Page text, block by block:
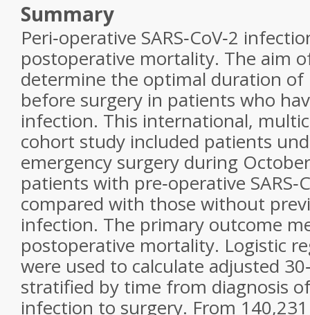
Summary
Peri‐operative SARS‐CoV‐2
postoperative mortality. The aim
determine the optimal duration of
before surgery in patients who
infection. This international,
cohort study included patients
emergency surgery during
patients with pre‐operative
compared with those without
infection. The primary outcome
postoperative mortality. Logistic
were used to calculate adjusted
stratified by time from diagnosis of
infection to surgery. From